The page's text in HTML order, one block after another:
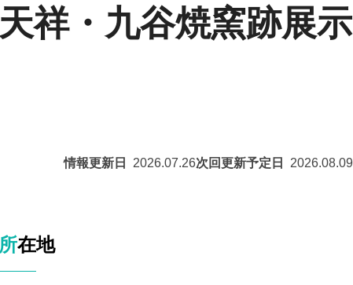
祥・九谷焼窯跡展示
情報更新日 2026.07.26次回更新予定日 2026.08.09
所在地